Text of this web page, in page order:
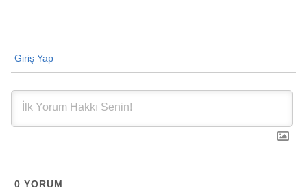
Giriş Yap
0 YORUM